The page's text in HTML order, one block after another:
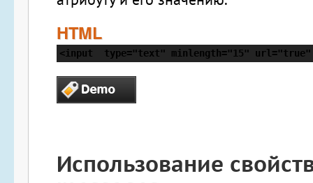
HTML
<input  type="text" minlength="15"
Использование